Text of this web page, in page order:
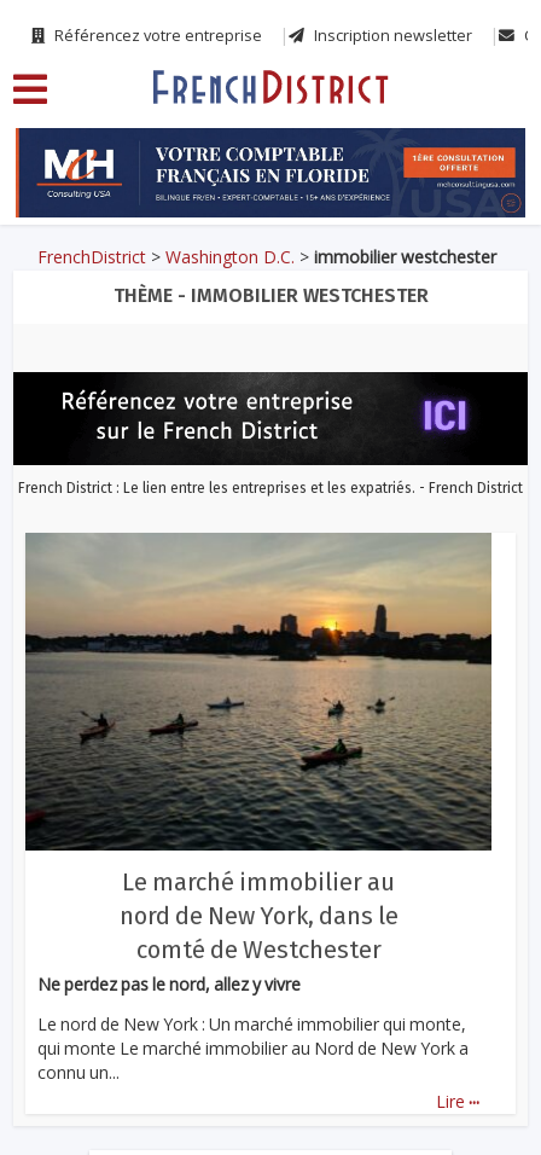
Référencez votre entreprise Inscription newsletter
FrenchDistrict >Washington D.C. >immobilier westchester
THÈME - IMMOBILIER WESTCHESTER
French District : Le lien entre les entreprises et les expatriés. - French District
Le marché immobilier au
nord de New York, dans le
comté de Westchester
Ne perdez pas le nord, allez y vivre
Le nord de New York : Un marché immobilier qui monte,
qui monte Le marché immobilier au Nord de New York a
connu un...
Lire ...